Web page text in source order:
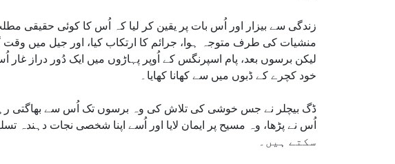
زندگی سے بیزار اور اُس بات پر یقین کر لیا کہ اُس کا کوئی حقیقی
منشیات کی طرف متوجہ ہوا، جرائم کا ارتکاب کیا، اور جیل میں
لیکن برسوں بعد، پام اسپرنگس کے اُوپر پہاڑوں میں ایک دُور دراز
خود کچرے کے ڈبوں میں سے کھانا کھایا۔
ڈگ بیچلر نے جس خوشی کی تلاش کی وہ برسوں تک اُس سے بھاگتی
سکتے ہیں۔